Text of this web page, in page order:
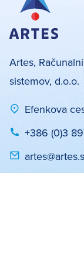
Artes,
sistemov, d.o.o.
Efenkova
+386 (0)3